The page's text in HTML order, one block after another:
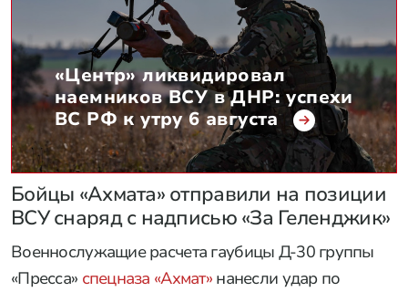
«Центр» ликвидировал
наемников ВСУ в ДНР: успехи
ВС РФ к утру 6 августа
Бойцы «Ахмата» отправили на позиции
ВСУ снаряд с надписью «За Геленджик»
Военнослужащие расчета гаубицы Д-30 группы
«Пресса» спецназа «Ахмат» нанесли удар по